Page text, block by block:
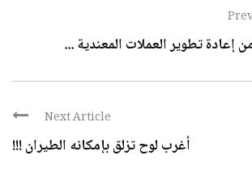
إعادة تطوير العملات المعندية ...
Next Article
أغرب لوح تزلق بإمكانه الطيران !!!